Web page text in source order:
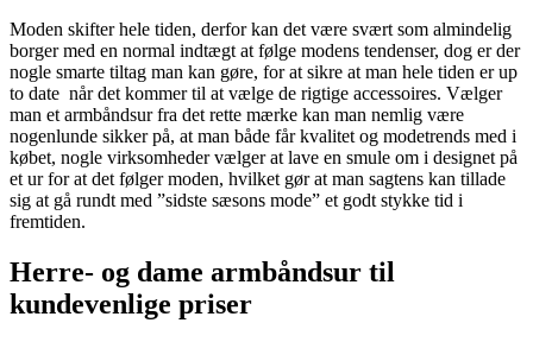
Moden skifter hele tiden, derfor kan det være svært som almindelig
borger med en normal indtægt at følge modens tendenser, dog er der
nogle smarte tiltag man kan gøre, for at sikre at man hele tiden er up
to date når det kommer til at vælge de rigtige accessoires. Vælger
man et armbåndsur fra det rette mærke kan man nemlig være
nogenlunde sikker på, at man både får kvalitet og modetrends med i
købet, nogle virksomheder vælger at lave en smule om i designet på
et ur for at det følger moden, hvilket gør at man sagtens kan tillade
sig at gå rundt med ”sidste sæsons mode” et godt stykke tid i
fremtiden.
Herre- og dame armbåndsur til
kundevenlige priser